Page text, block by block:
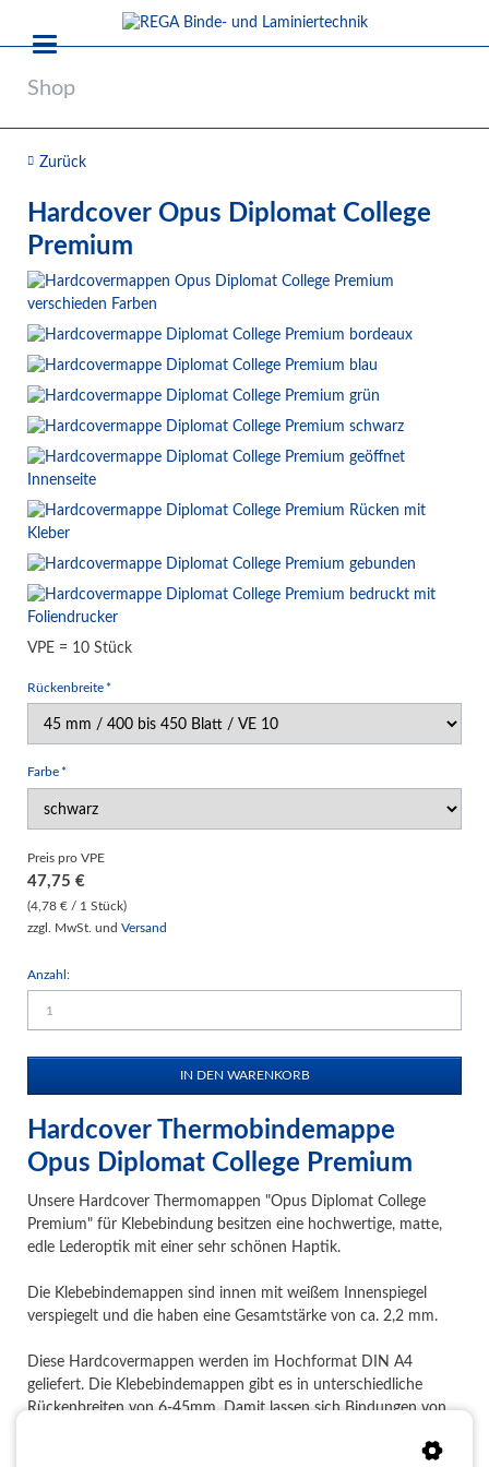
Shop
Zurück
Hardcover Opus Diplomat College
Premium
VPE = 10 Stück
Pflichtfeld
Rückenbreite *
Pflichtfeld
Farbe *
Preis pro VPE
47,75 €
(4,78 € / 1 Stück)
zzgl. MwSt. und Versand
Anzahl:
Hardcover Thermobindemappe
Opus Diplomat College Premium
Unsere Hardcover Thermomappen "Opus Diplomat College
Premium" für Klebebindung besitzen eine hochwertige, matte,
edle Lederoptik mit einer sehr schönen Haptik.
Die Klebebindemappen sind innen mit weißem Innenspiegel
verspiegelt und die haben eine Gesamtstärke von ca. 2,2 mm.
Diese Hardcovermappen werden im Hochformat DIN A4
geliefert. Die Klebebindemappen gibt es in unterschiedliche
Rückenbreiten von 6-45mm. Damit lassen sich Bindungen von